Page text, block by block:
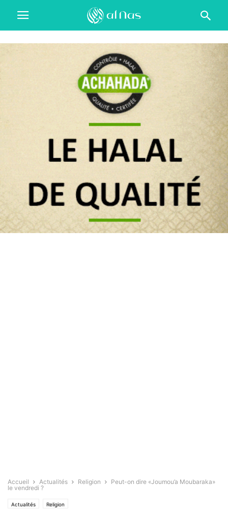
Accueil Actualités Religion
Peut-on dire «Joumou’a Moubaraka»
le vendredi ?
Actualités Religion